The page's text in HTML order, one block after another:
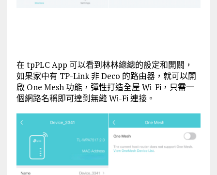
在 tpPLC App 可以看到林林總總的設定和開關，
如果家中有 TP-Link 非 Deco 的路由器，就可以開
啟 One Mesh 功能，彈性打造全屋 Wi-Fi，只需一
個網路名稱即可達到無縫 Wi-Fi 連接。